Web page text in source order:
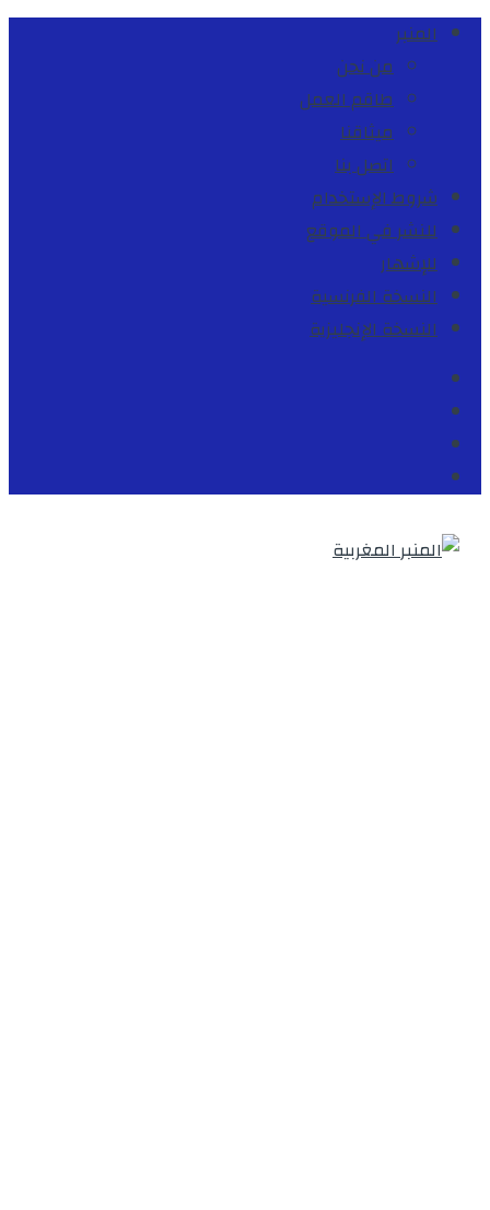
المنبر
من نحن
طاقم العمل
ميثاقنا
اتصل بنا
شروط الإستخدام
للنشر في الموقع
للإشهار
النسخة الفرنسية
النسخة الإنجليزية